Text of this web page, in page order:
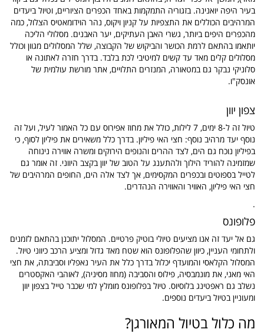
בעיר היפה יואנינה. בזגוריה התמקמות באחד הכפרים הציוריים, וטיול ביעדים
המרהיבים הכוללים את התצפיות על קניון ויקוס, נהר הוידומאטיס הצלול, כמה
מהכפרים היפים ביותר, גשרי האבן העתיקים, יער האבנים. מסלולי הליכה
יותאמו בהתאם לרמת הכושר והביקוש של הקבוצה, שלל המסלולים מגוון וכולל
מסלולים קלים מאד עד קשים למיטיבי לכת בלבד. בדרך חזרה לאתונה או
סלוניקי נבקר גם במטאורה, המנזרים התלויים, אתר מורשת עולמית של
אונסק"ו.
צפון יוון
טיול זה ל-8 ימים, 7 לילות, כולל את מחוז אפירוס עם כל האמור לעיל, ועל זה
נוסף יעד מרהיב נוסף: חצי האי פיליון. בדרך כלל משאירים את פיליון לסוף, כי
בפיליון נוכח גם הים, לצד ההרים והנופים הירוקים ומשרה אווירה נינוחה
שמזמינה להוריד הילוך ולהתענג על הטוב של יוון בקצב היווני. זה אומר גם
לטייל בספוטים ובכפרים המקסימים, אך לצד אלה הים, החופים המרהיבים של
חצי האי פיליון, האוויר והאווירה הנהדרים.
.
פלופונס
גם אל יעד זה אנו מציעים טיולי בוטיק פרטיים. המסלול יתוכנן בהתאם לזמנים
ולתחומי העניין, כיוון שהפלופונס הוא שטח מאד גדול ומציע הרכב כיווני טיול.
המסלול הקלאסי והמועדף יכלול בדרך כלל את העיר נאפליו וסביבתה, את חצי
האי מאני, את מונמבסיה, פילוס והסביבה (מחוז מסיניה), לאוהבי האקסטרים
נשלב גם ראפטינג בלוסיוס. טיול בפלופונס מומלץ למי שכבר טייל בצפון יוון
ומעוניין בטיול ביעדים נוספים.
מה כלול בטיול המאורגן?